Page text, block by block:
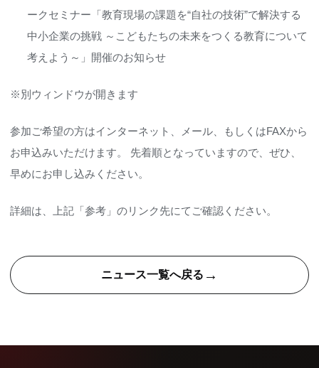
ークセミナー「教育現場の課題を“自社の技術”で解決する
中小企業の挑戦 ～こどもたちの未来をつくる教育について
考えよう～」開催のお知らせ
※別ウィンドウが開きます
参加ご希望の方はインターネット、メール、もしくはFAXから
お申込みいただけます。 先着順となっていますので、ぜひ、
早めにお申し込みください。
詳細は、上記「参考」のリンク先にてご確認ください。
ニュース一覧へ戻る →